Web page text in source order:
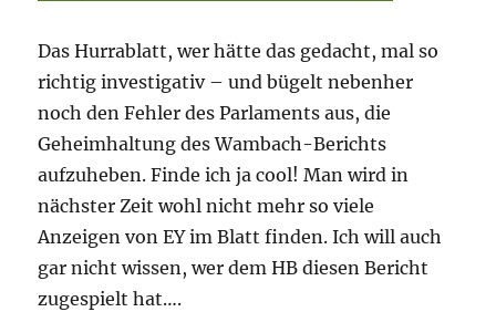
Das Hurrablatt, wer hätte das gedacht, mal so
richtig investigativ – und bügelt nebenher
noch den Fehler des Parlaments aus, die
Geheimhaltung des Wambach-Berichts
aufzuheben. Finde ich ja cool! Man wird in
nächster Zeit wohl nicht mehr so viele
Anzeigen von EY im Blatt finden. Ich will auch
gar nicht wissen, wer dem HB diesen Bericht
zugespielt hat….